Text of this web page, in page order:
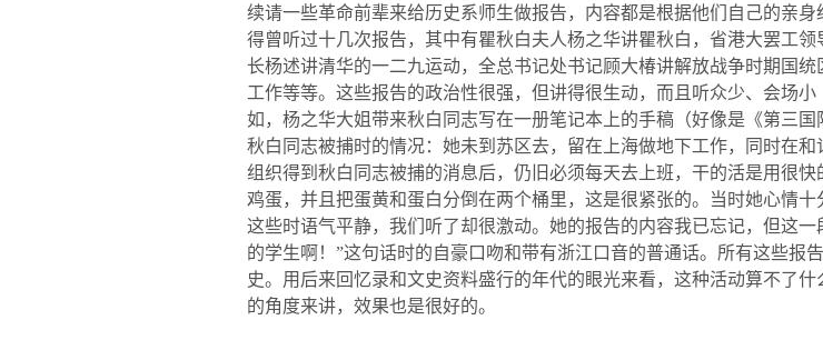
续请一些革命前辈来给历史系师生做报告，内容都是根据他们自己的亲
得曾听过十几次报告，其中有瞿秋白夫人杨之华讲瞿秋白，省港大罢工
长杨述讲清华的一二九运动，全总书记处书记顾大椿讲解放战争时期国
工作等等。这些报告的政治性很强，但讲得很生动，而且听众少、会场
如，杨之华大姐带来秋白同志写在一册笔记本上的手稿（好像是《第三
秋白同志被捕时的情况：她未到苏区去，留在上海做地下工作，同时在
组织得到秋白同志被捕的消息后，仍旧必须每天去上班，干的活是用很
鸡蛋，并且把蛋黄和蛋白分倒在两个桶里，这是很紧张的。当时她心情
这些时语气平静，我们听了却很激动。她的报告的内容我已忘记，但这
的学生啊！”这句话时的自豪口吻和带有浙江口音的普通话。所有这些报
史。用后来回忆录和文史资料盛行的年代的眼光来看，这种活动算不了
的角度来讲，效果也是很好的。